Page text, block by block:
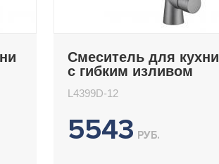
Смеситель для кухни
с гибким изливом
L4399D-12
5543 РУБ.